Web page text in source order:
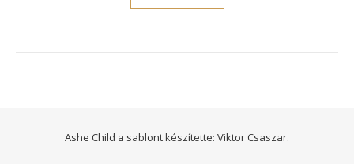
Ashe Child a sablont készítette: Viktor Csaszar.